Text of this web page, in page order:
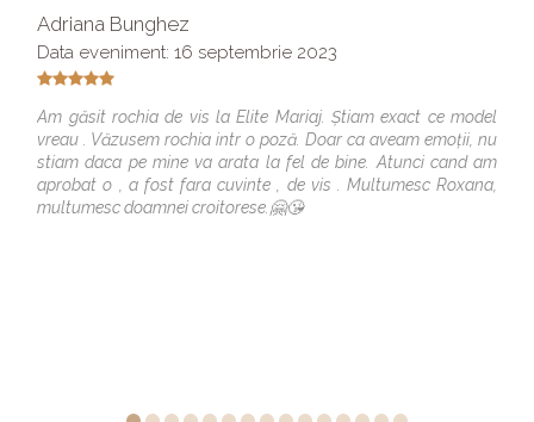
Adriana Bunghez
Data eveniment: 16 septembrie 2023
Am găsit rochia de vis la Elite Mariaj. Știam exact ce model
vreau . Văzusem rochia intr o poză. Doar ca aveam emoții, nu
stiam daca pe mine va arata la fel de bine. Atunci cand am
aprobat o , a fost fara cuvinte , de vis . Multumesc Roxana,
multumesc doamnei croitorese.🤗😘